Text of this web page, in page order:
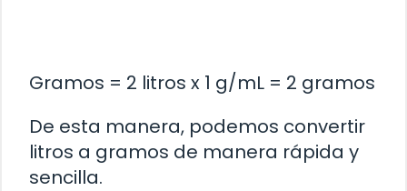
Gramos = 2 litros x 1 g/mL = 2 gramos
De esta manera, podemos convertir
litros a gramos de manera rápida y
sencilla.